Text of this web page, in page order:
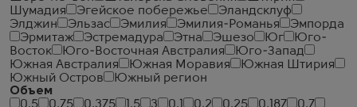
Шумадия
Эгейское побережье
Эландсклуф
Элджин
Эльзас Эмилия Эмилия-Романья
Эмпорда
Эрмитаж
Эстремадура Этна Эшезо Юг
Юго-
Восток
Юго-Восточная Австралия
Юго-Запад
Южная Австралия
Южная Моравия
Южная Штирия
Южный Остров
Южный регион
Объем